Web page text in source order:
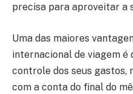
precisa para aproveitar a
Uma das maiores
internacional de viagem é
controle dos seus gastos,
com a conta do final do